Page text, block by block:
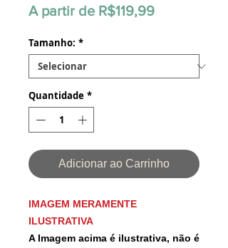
A partir de R$119,99Preço
Tamanho: *
Quantidade *
Adicionar ao Carrinho
IMAGEM MERAMENTE
ILUSTRATIVA
A Imagem acima é ilustrativa, não é